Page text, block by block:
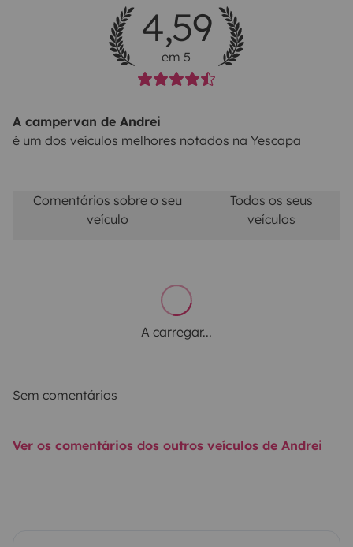
4,59
em 5
A campervan de Andrei
é um dos veículos melhores notados na Yescapa
Comentários sobre o seu
veículo
Todos os seus
veículos
A carregar...
Sem comentários
Ver os comentários dos outros veículos de Andrei